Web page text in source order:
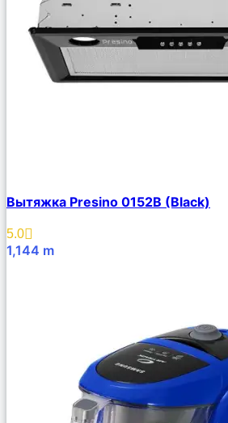
Вытяжка Presino 0152B (Black)
5.0
1,144 m